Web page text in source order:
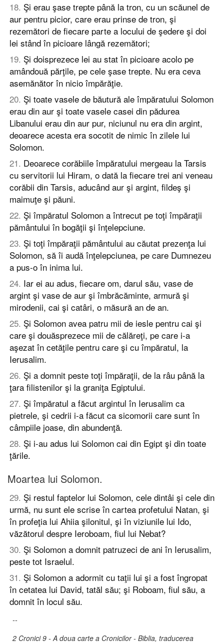
18. Şi erau şase trepte până la tron, cu un scăunel de
aur pentru picior, care erau prinse de tron, şi
rezemători de fiecare parte a locului de şedere şi doi
lei stând în picioare lângă rezemători;
19. Şi doisprezece lei au stat în picioare acolo pe
amândouă părţile, pe cele şase trepte. Nu era ceva
asemănător în nicio împărăţie.
20. Şi toate vasele de băutură ale împăratului Solomon
erau din aur şi toate vasele casei din pădurea
Libanului erau din aur pur, niciunul nu era din argint,
deoarece acesta era socotit de nimic în zilele lui
Solomon.
21. Deoarece corăbiile împăratului mergeau la Tarsis
cu servitorii lui Hiram, o dată la fiecare trei ani veneau
corăbii din Tarsis, aducând aur şi argint, fildeş şi
maimuţe şi păuni.
22. Şi împăratul Solomon a întrecut pe toţi împăraţii
pământului în bogăţii şi înţelepciune.
23. Şi toţi împăraţii pământului au căutat prezenţa lui
Solomon, să îi audă înţelepciunea, pe care Dumnezeu
a pus-o în inima lui.
24. Iar ei au adus, fiecare om, darul său, vase de
argint şi vase de aur şi îmbrăcăminte, armură şi
mirodenii, cai şi catâri, o măsură an de an.
25. Şi Solomon avea patru mii de iesle pentru cai şi
care şi douăsprezece mii de călăreţi, pe care i-a
aşezat în cetăţile pentru care şi cu împăratul, la
Ierusalim.
26. Şi a domnit peste toţi împăraţii, de la râu până la
ţara filistenilor şi la graniţa Egiptului.
27. Şi împăratul a făcut argintul în Ierusalim ca
pietrele, şi cedrii i-a făcut ca sicomorii care sunt în
câmpiile joase, din abundenţă.
28. Şi i-au adus lui Solomon cai din Egipt şi din toate
ţările.
Moartea lui Solomon.
29. Şi restul faptelor lui Solomon, cele dintâi şi cele din
urmă, nu sunt ele scrise în cartea profetului Natan, şi
în profeţia lui Ahiia şilonitul, şi în viziunile lui Ido,
văzătorul despre Ieroboam, fiul lui Nebat?
30. Şi Solomon a domnit patruzeci de ani în Ierusalim,
peste tot Israelul.
31. Şi Solomon a adormit cu taţii lui şi a fost îngropat
în cetatea lui David, tatăl său; şi Roboam, fiul său, a
domnit în locul său.
--
2 Cronici 9 - A doua carte a Cronicilor - Biblia, traducerea